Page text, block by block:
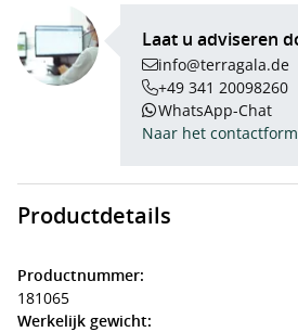
Laat u adviseren
info@terragala.de
+49 341 20098260
WhatsApp-Chat
Naar het
Productdetails
Productnummer:
181065
Werkelijk gewicht: